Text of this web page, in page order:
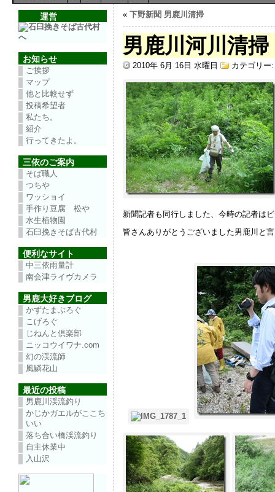
運営
お知らせ
ご挨拶
マップ
他と比較せず
投稿希望者
私たち。
紹介
行ってきたよ。
三依のご案内
そば職人
つちや
ワッショイ
手作り豆腐 松や
水生植物園
石臼挽きそば古代村
便利なサイト
中三依雨量計
南会津ライヴカメラ
男鹿大好きブログ
かずたまぶろぐ
こげろぐ
じねんと倶楽部
ニッコウイワナ.com
幻の渓流師
風鱗花山
最近の投稿
男鹿川渓流釣り
かじかガエルがここち
いい
落ち合い橋渓流釣り
自主休業中
入山沢
« 下野新聞 男鹿川清掃
男鹿川河川清掃
2010年 6月 16日 水曜日 カテゴリ
新聞記者も同行しました、今時の記者は
皆さんありがとうございました男鹿川と